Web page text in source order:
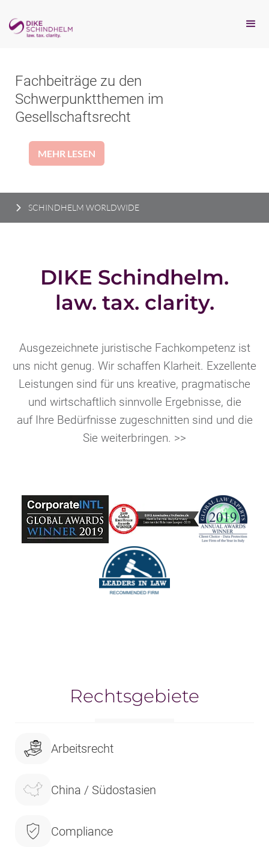
Fachbeiträge zu den
Schwerpunktthemen im
Gesellschaftsrecht
MEHR LESEN
SCHINDHELM WORLDWIDE
DIKE Schindhelm.
law. tax. clarity.
Ausgezeichnete juristische Fachkompetenz ist
uns nicht genug. Wir schaffen Klarheit. Exzellente
Leistungen sind für uns kreative, pragmatische
und wirtschaftlich sinnvolle Ergebnisse, die
auf Ihre Bedürfnisse zugeschnitten sind und die
Sie weiterbringen. >>
Rechtsgebiete
Arbeitsrecht
China / Südostasien
Compliance